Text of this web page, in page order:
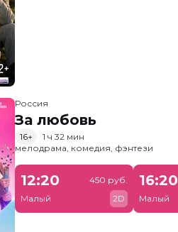
Россия
За любовь
16+
1 ч 32 мин
мелодрама, комедия, фэнтези
12:20
Малый
450 руб.
2D
16:20
Малый